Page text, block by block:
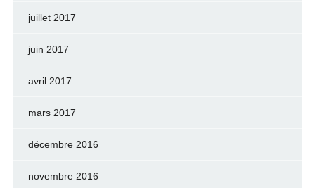
juillet 2017
juin 2017
avril 2017
mars 2017
décembre 2016
novembre 2016